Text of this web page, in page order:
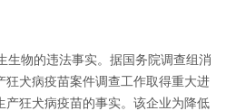
生物的违法事实。据国务院调查组消
狂犬病疫苗案件调查工作取得重大进
产狂犬病疫苗的事实。该企业为降低